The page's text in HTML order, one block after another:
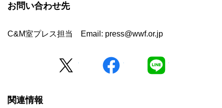
お問い合わせ先
C&M室プレス担当 Email: press@wwf.or.jp
facebook
関連情報